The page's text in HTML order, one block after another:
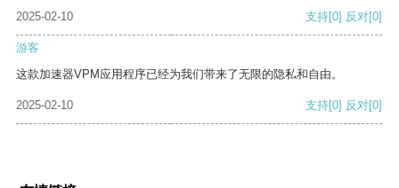
2025-02-10 支持[0] 反对[0]
游客
这款加速器VPM应用程序已经为我们带来了无限的隐私和自由。
2025-02-10 支持[0] 反对[0]